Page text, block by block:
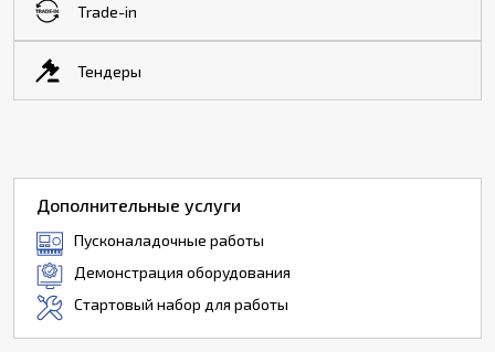
Trade-in
Тендеры
Дополнительные услуги
Пусконаладочные работы
Демонстрация оборудования
Стартовый набор для работы